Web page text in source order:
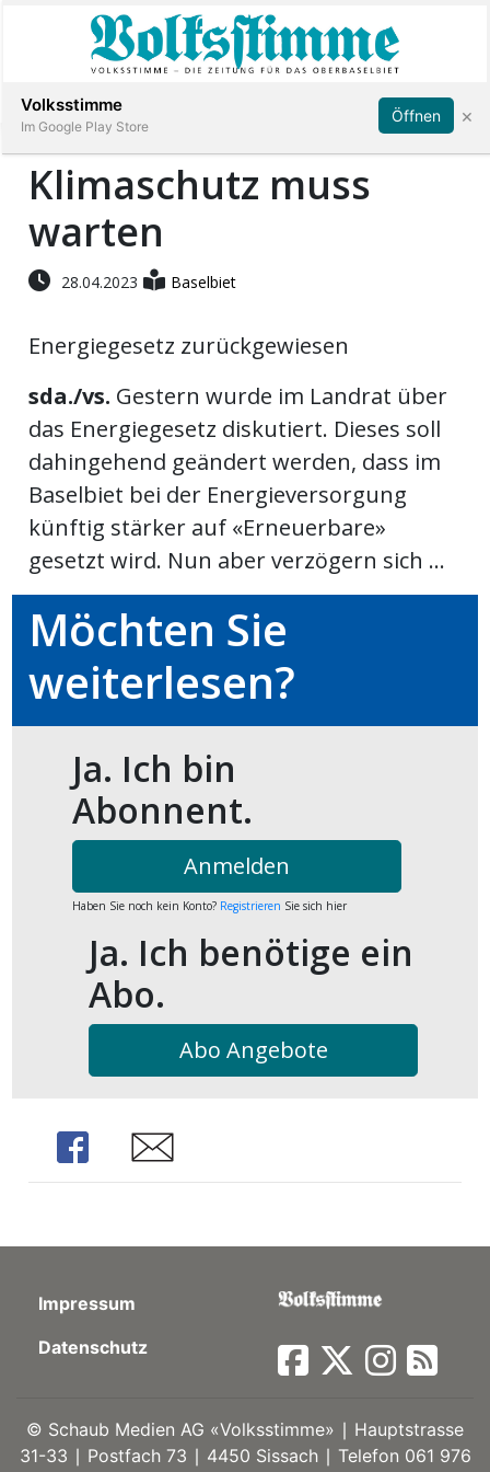
Immobilien
Veranstaltungen
Stellen
E-
Paper
App
Abonnieren Anmelden
Klimaschutz muss
warten
28.04.2023 Baselbiet
Energiegesetz zurückgewiesen
sda./vs. Gestern wurde im Landrat über
das Energiegesetz diskutiert. Dieses soll
dahingehend geändert werden, dass im
Baselbiet bei der Energieversorgung
künftig stärker auf «Erneuerbare»
gesetzt wird. Nun aber verzögern sich ...
Möchten Sie
weiterlesen?
Ja. Ich bin
Abonnent.
Anmelden
Haben Sie noch kein Konto? Registrieren Sie sich hier
Ja. Ich benötige ein
Abo.
Abo Angebote
Share Share
Impressum
Datenschutz
© Schaub Medien AG «Volksstimme» ∣ Hauptstrasse
31-33 ∣ Postfach 73 ∣ 4450 Sissach ∣ Telefon 061 976
Volksstimme
Im Google Play Store
Öffnen ×